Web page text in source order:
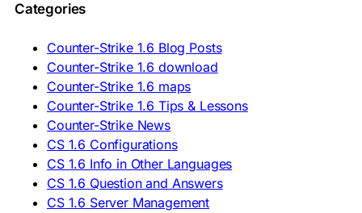
🇵🇹 Descarregar CS 1.6
🇷🇺 Скачать CS 1.6
🇷🇸 Preuzmi CS 1.6
🇸🇰 Stiahnuť CS 1.6
🇸🇮 Prenesi CS 1.6
🇪🇸 Descargar CS 1.6
🇪🇸 Deskargatu CS 1.6
🇸🇪 Ladda ner CS 1.6
🇹🇷 CS 1.6 İndir
🇺🇦 Завантажити CS 1.6
ASIA & AFRICA
Categories
Counter-Strike 1.6 Blog Posts
Counter-Strike 1.6 download
Counter-Strike 1.6 maps
Counter-Strike 1.6 Tips & Lessons
Counter-Strike News
CS 1.6 Configurations
CS 1.6 Info in Other Languages
CS 1.6 Question and Answers
CS 1.6 Server Management